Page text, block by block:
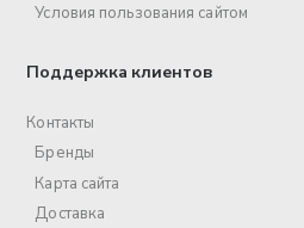
Условия пользования сайтом
Поддержка клиентов
Контакты
Бренды
Карта сайта
Доставка